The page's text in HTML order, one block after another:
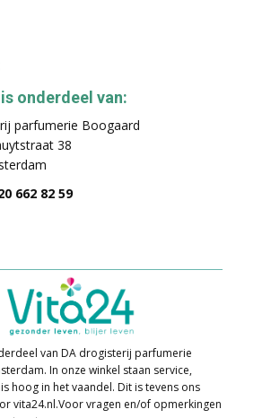
onderdeel van:
parfumerie Boogaard
38
662 82 59
van DA drogisterij parfumerie
In o​nze winkel staan service,
hoog in het vaandel. Dit is tevens ons
vita24.nl. ​Voor vragen en/of opmerkingen